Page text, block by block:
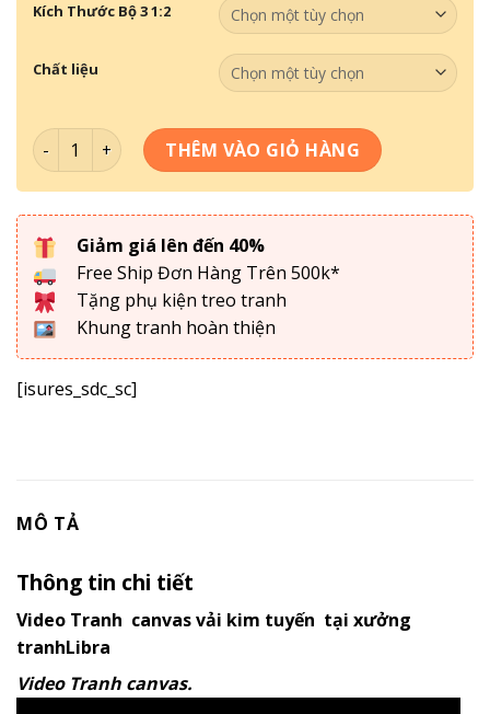
Kích Thước Bộ 3 1:2
Chất liệu
Bộ 3 Tranh Sơn Dầu Bát Mã SD-015 số lượng
THÊM VÀO GIỎ HÀNG
Giảm giá lên đến 40%
Free Ship Đơn Hàng Trên 500k*
Tặng phụ kiện treo tranh
Khung tranh hoàn thiện
[isures_sdc_sc]
MÔ TẢ
Thông tin chi tiết
Video Tranh canvas vải kim tuyến tại xưởng
tranhLibra
Video Tranh canvas.